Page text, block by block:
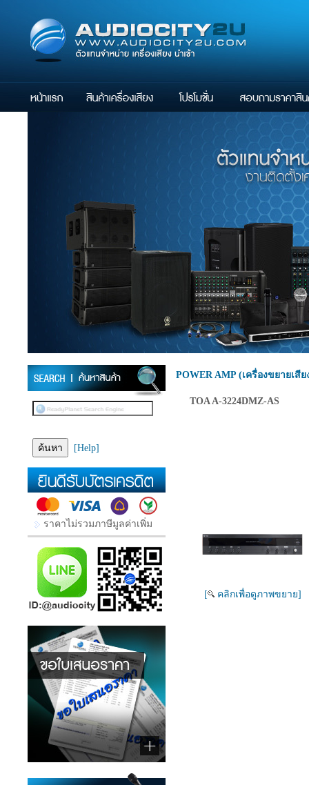
[Help]
ราคาไม่รวมภาษีมูลค่าเพิ่ม
POWER AMP (เครื่องขยายเสีย
TOA A-3224DMZ-AS
[ คลิกเพื่อดูภาพขยาย]